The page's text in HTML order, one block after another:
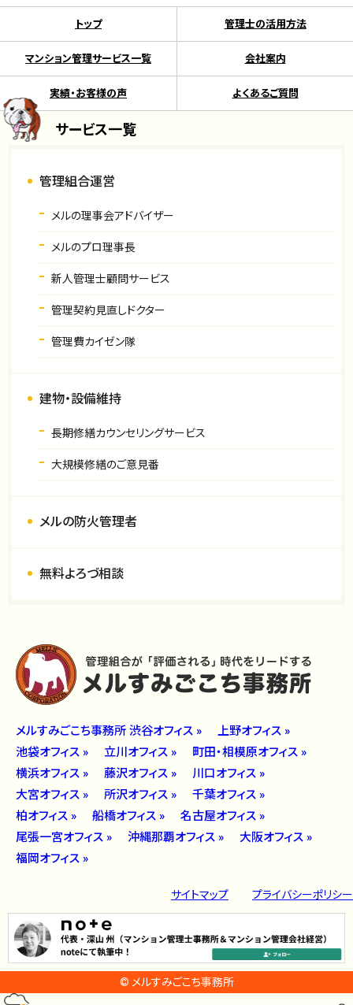
トップ 管理士の活用方法
マンション管理サービス一覧 会社案内
実績・お客様の声 よくあるご質問
サービス一覧
管理組合運営
メルの理事会アドバイザー
メルのプロ理事長
新人管理士顧問サービス
管理契約見直しドクター
管理費カイゼン隊
建物・設備維持
長期修繕カウンセリングサービス
大規模修繕のご意見番
メルの防火管理者
無料よろづ相談
メルすみごこち事務所 渋谷オフィス »
上野オフィス »
池袋オフィス »
立川オフィス »
町田・相模原オフィス »
横浜オフィス »
藤沢オフィス »
川口オフィス »
大宮オフィス »
所沢オフィス »
千葉オフィス »
柏オフィス »
船橋オフィス »
名古屋オフィス »
尾張一宮オフィス »
沖縄那覇オフィス »
大阪オフィス »
福岡オフィス »
サイトマップ プライバシーポリシー
© メルすみごこち事務所